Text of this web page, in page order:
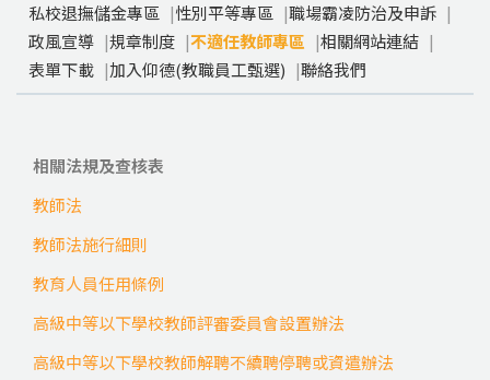
私校退撫儲金專區
性別平等專區
職場霸凌防治及申訴
政風宣導
規章制度 不適任教師專區
相關網站連結
表單下載
加入仰德(教職員工甄選) 聯絡我們
相關法規及查核表
教師法
教師法施行細則
教育人員任用條例
高級中等以下學校教師評審委員會設置辦法
高級中等以下學校教師解聘不續聘停聘或資遣辦法